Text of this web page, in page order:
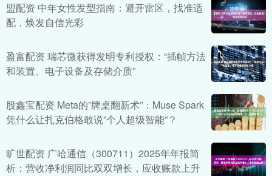
盟配资 中年女性发型指南：避开雷区，找准适
配，焕发自信光彩
盈富配资 瑞芯微获得发明专利授权：“插帧方法
和装置、电子设备及存储介质”
股鑫宝配资 Meta的”牌桌翻新术”：Muse Spark
凭什么让扎克伯格敢说”个人超级智能”？
旷世配资 广哈通信（300711）2025年年报简
析：营收净利润同比双双增长，应收账款上升